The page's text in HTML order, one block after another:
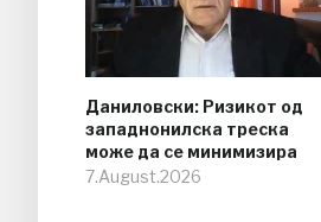
Даниловски: Ризикот од
западнонилска треска
може да се минимизира
7.August.2026